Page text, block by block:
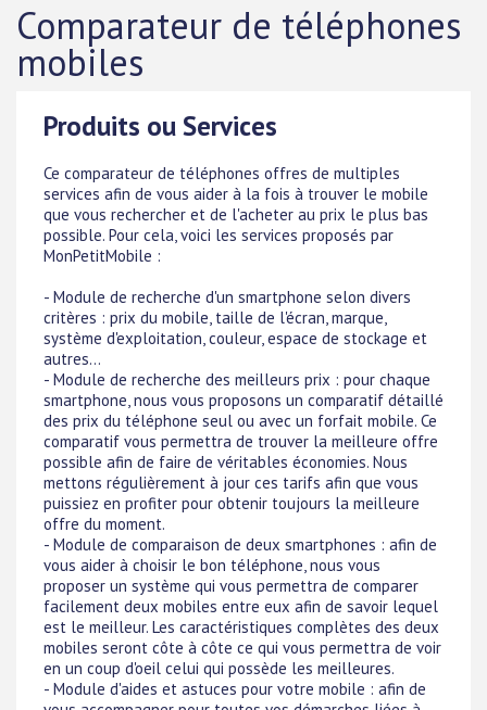
Comparateur de téléphones
mobiles
Produits ou Services
Ce comparateur de téléphones offres de multiples
services afin de vous aider à la fois à trouver le mobile
que vous rechercher et de l'acheter au prix le plus bas
possible. Pour cela, voici les services proposés par
MonPetitMobile :
- Module de recherche d'un smartphone selon divers
critères : prix du mobile, taille de l'écran, marque,
système d'exploitation, couleur, espace de stockage et
autres...
- Module de recherche des meilleurs prix : pour chaque
smartphone, nous vous proposons un comparatif détaillé
des prix du téléphone seul ou avec un forfait mobile. Ce
comparatif vous permettra de trouver la meilleure offre
possible afin de faire de véritables économies. Nous
mettons régulièrement à jour ces tarifs afin que vous
puissiez en profiter pour obtenir toujours la meilleure
offre du moment.
- Module de comparaison de deux smartphones : afin de
vous aider à choisir le bon téléphone, nous vous
proposer un système qui vous permettra de comparer
facilement deux mobiles entre eux afin de savoir lequel
est le meilleur. Les caractéristiques complètes des deux
mobiles seront côte à côte ce qui vous permettra de voir
en un coup d'oeil celui qui possède les meilleures.
- Module d'aides et astuces pour votre mobile : afin de